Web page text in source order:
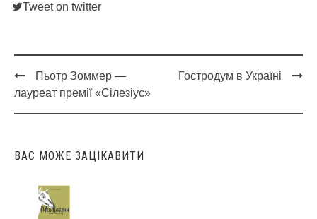
Tweet on twitter
Post
navigation
Пьотр Зоммер —
лауреат премії «Сілезіус»
Гостродум в Україні
ВАС МОЖЕ ЗАЦІКАВИТИ